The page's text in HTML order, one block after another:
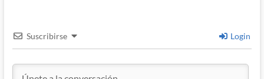
Suscribirse Login